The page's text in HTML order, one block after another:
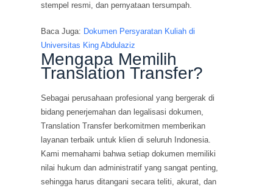
stempel resmi, dan pernyataan tersumpah.
Baca Juga: Dokumen Persyaratan Kuliah di
Universitas King Abdulaziz
Mengapa Memilih
Translation Transfer?
Sebagai perusahaan profesional yang bergerak di
bidang penerjemahan dan legalisasi dokumen,
Translation Transfer berkomitmen memberikan
layanan terbaik untuk klien di seluruh Indonesia.
Kami memahami bahwa setiap dokumen memiliki
nilai hukum dan administratif yang sangat penting,
sehingga harus ditangani secara teliti, akurat, dan